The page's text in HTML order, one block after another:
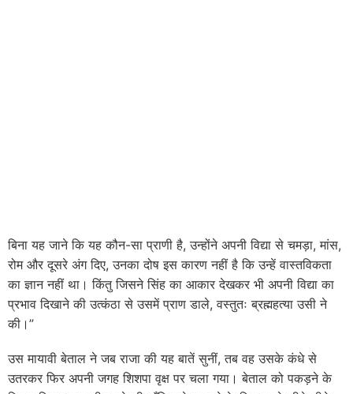
बिना यह जाने कि यह कौन-सा प्राणी है, उन्होंने अपनी विद्या से चमड़ा, मांस,
रोम और दूसरे अंग दिए, उनका दोष इस कारण नहीं है कि उन्हें वास्तविकता
का ज्ञान नहीं था। किंतु जिसने सिंह का आकार देखकर भी अपनी विद्या का
प्रभाव दिखाने की उत्कंठा से उसमें प्राण डाले, वस्तुतः ब्रह्महत्या उसी ने
की।”
उस मायावी बेताल ने जब राजा की यह बातें सुनीं, तब वह उसके कंधे से
उतरकर फिर अपनी जगह शिशपा वृक्ष पर चला गया। बेताल को पकड़ने के